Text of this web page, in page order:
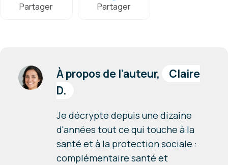
Partager Partager
À propos de l’auteur,
Claire
D.
Je décrypte depuis une dizaine
d'années tout ce qui touche à la
santé et à la protection sociale :
complémentaire santé et